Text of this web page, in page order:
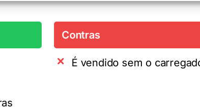
Contras
É vendido sem o